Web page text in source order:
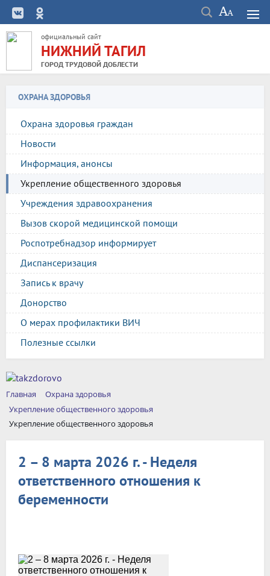
официальный сайт
НИЖНИЙ ТАГИЛ
ГОРОД ТРУДОВОЙ ДОБЛЕСТИ
ОХРАНА ЗДОРОВЬЯ
Охрана здоровья граждан
Новости
Информация, анонсы
Укрепление общественного здоровья
Учреждения здравоохранения
Вызов скорой медицинской помощи
Роспотребнадзор информирует
Диспансеризация
Запись к врачу
Донорство
О мерах профилактики ВИЧ
Полезные ссылки
Главная
Охрана здоровья
Укрепление общественного здоровья
Укрепление общественного здоровья
2 – 8 марта 2026 г. - Неделя
ответственного отношения к
беременности